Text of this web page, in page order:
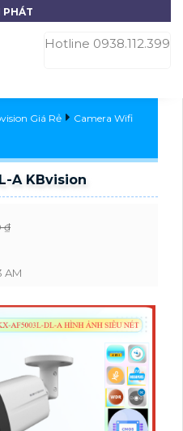
PHÁT
Hotline 0938.112.399
Giá Rẻ
Camera Wifi
A KBvision
₫
AM